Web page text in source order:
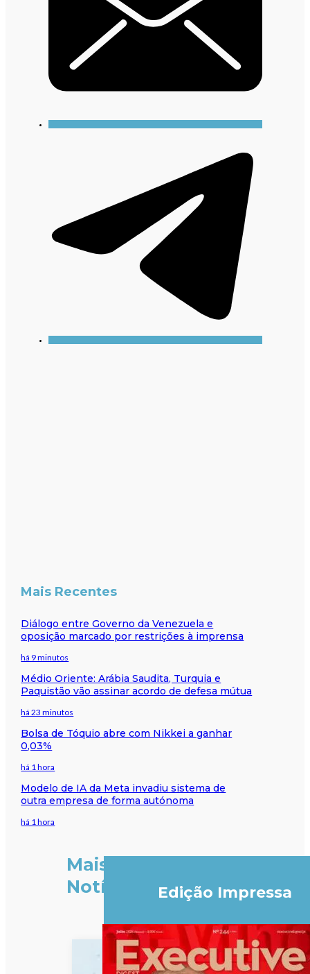
Mais Recentes
Diálogo entre Governo da Venezuela e
oposição marcado por restrições à imprensa
há 9 minutos
Médio Oriente: Arábia Saudita, Turquia e
Paquistão vão assinar acordo de defesa mútua
há 23 minutos
Bolsa de Tóquio abre com Nikkei a ganhar
0,03%
há 1 hora
Modelo de IA da Meta invadiu sistema de
outra empresa de forma autónoma
há 1 hora
Mais
Notícias
Edição Impressa